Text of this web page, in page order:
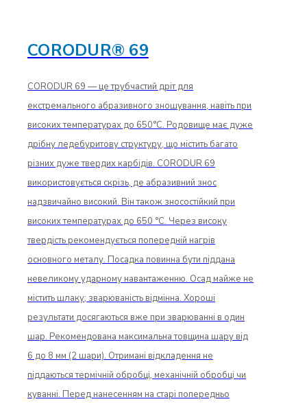
CORODUR® 69
CORODUR 69 — це трубчастий дріт для
екстремального абразивного зношування, навіть при
високих температурах до 650°C. Родовище має дуже
дрібну ледебуритову структуру, що містить багато
різних дуже твердих карбідів. CORODUR 69
використовується скрізь, де абразивний знос
надзвичайно високий. Він також зносостійкий при
високих температурах до 650 °C. Через високу
твердість рекомендується попередній нагрів
основного металу. Посадка повинна бути піддана
невеликому ударному навантаженню. Осад майже не
містить шлаку; зварюваність відмінна. Хороші
результати досягаються вже при зварюванні в один
шар. Рекомендована максимальна товщина шару від
6 до 8 мм (2 шари). Отримані відкладення не
піддаються термічній обробці, механічній обробці чи
куванні. Перед нанесенням на старі попередньо